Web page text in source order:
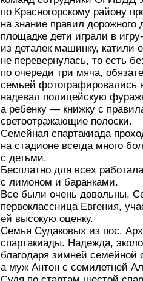
по Красногорскому району
на знание правил дорожного
площадке дети играли в
из деталек машинку, катили
не перевернулась, то есть
по очереди три мяча,
семьей фотографировались
надевал полицейскую
а ребенку — книжку с
светоотражающие полоски.
Семейная спартакиада
на стадионе всегда много
с детьми.
Бесплатно для всех
с лимоном и баранками.
Все были очень довольны.
первоклассница Евгения,
ей высокую оценку.
Семья Судаковых из пос.
спартакиады. Надежда,
благодаря зимней семейной
а муж Антон с семилетней